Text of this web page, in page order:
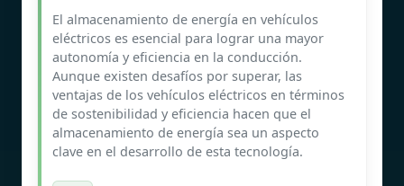
El almacenamiento de energía en vehículos
eléctricos es esencial para lograr una mayor
autonomía y eficiencia en la conducción.
Aunque existen desafíos por superar, las
ventajas de los vehículos eléctricos en términos
de sostenibilidad y eficiencia hacen que el
almacenamiento de energía sea un aspecto
clave en el desarrollo de esta tecnología.